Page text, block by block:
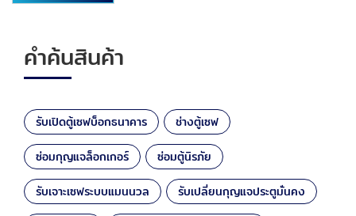
คำค้นสินค้า
รับเปิดตู้เซฟบ็อกธนาคาร
ช่างตู้เซฟ
ซ่อมกุญแจล็อกเกอร์
ซ่อมตู้นิรภัย
รับเจาะเซฟระบบแมนนวล
รับเปลี่ยนกุญแจประตูมั่นคง